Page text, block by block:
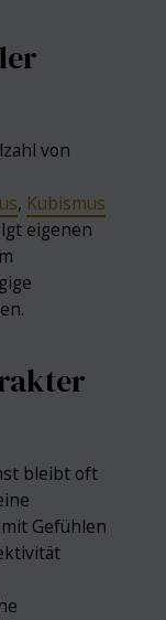
von
, Kubismus
eigenen
bleibt oft
Gefühlen